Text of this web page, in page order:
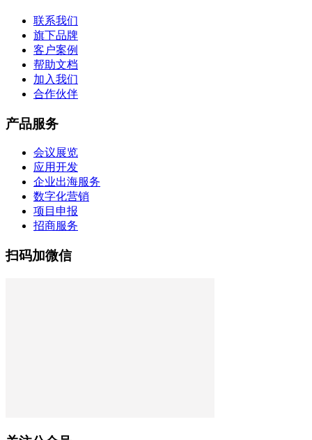
联系我们
旗下品牌
客户案例
帮助文档
加入我们
合作伙伴
产品服务
会议展览
应用开发
企业出海服务
数字化营销
项目申报
招商服务
扫码加微信